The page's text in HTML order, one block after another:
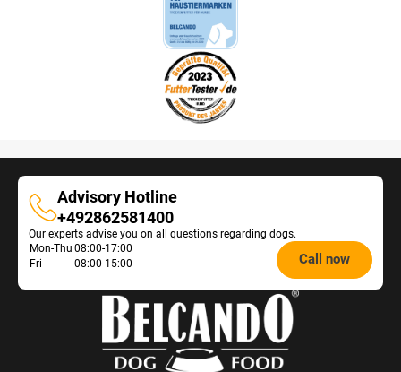
Advisory Hotline
Advisory
Hotline
+492862581400
Our experts advise you on all questions regarding dogs.
Opening
Mon-Thu 08:00-17:00
Fri
08:00-15:00 Call now